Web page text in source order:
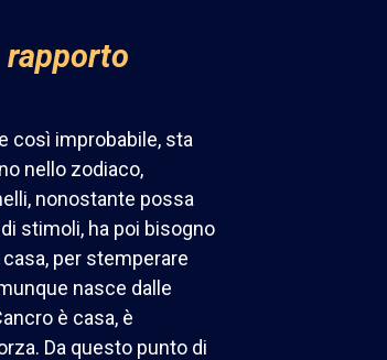
rapporto
così improbabile, sta
nello zodiaco,
nonostante possa
stimoli, ha poi bisogno
per stemperare
nasce dalle
è casa, è
Da questo punto di